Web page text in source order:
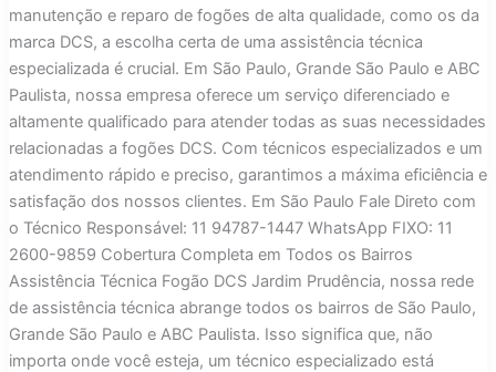
manutenção e reparo de fogões de alta qualidade, como os da
marca DCS, a escolha certa de uma assistência técnica
especializada é crucial. Em São Paulo, Grande São Paulo e ABC
Paulista, nossa empresa oferece um serviço diferenciado e
altamente qualificado para atender todas as suas necessidades
relacionadas a fogões DCS. Com técnicos especializados e um
atendimento rápido e preciso, garantimos a máxima eficiência e
satisfação dos nossos clientes. Em São Paulo Fale Direto com
o Técnico Responsável: 11 94787-1447 WhatsApp FIXO: 11
2600-9859 Cobertura Completa em Todos os Bairros
Assistência Técnica Fogão DCS Jardim Prudência, nossa rede
de assistência técnica abrange todos os bairros de São Paulo,
Grande São Paulo e ABC Paulista. Isso significa que, não
importa onde você esteja, um técnico especializado está